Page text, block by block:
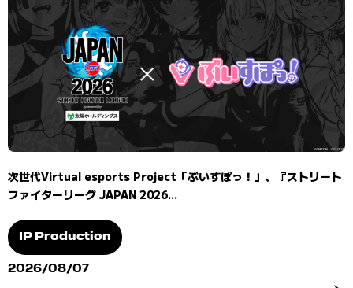
次世代Virtual esports Project「ぶいすぽっ！」、『ストリート
ファイターリーグ JAPAN 2026...
IP Production
2026/08/07